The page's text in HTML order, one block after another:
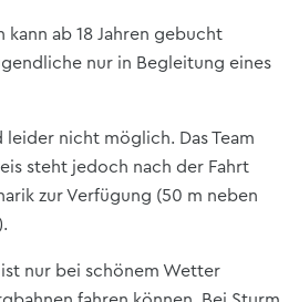
kann ab 18 Jahren gebucht
nur in Begleitung eines
leider nicht möglich. Das Team
steht jedoch nach der Fahrt
zur Verfügung (50 m neben
ist nur bei schönem Wetter